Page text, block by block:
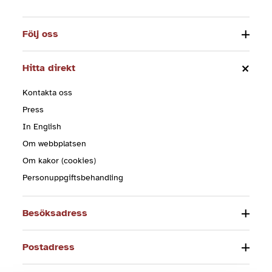
Följ oss
Hitta direkt
Kontakta oss
Press
In English
Om webbplatsen
Om kakor (cookies)
Personuppgiftsbehandling
Besöksadress
Postadress